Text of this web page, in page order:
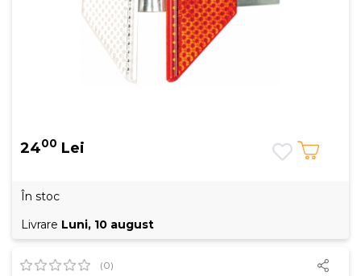
2400 Lei
În stoc
Livrare Luni, 10 august
(0)